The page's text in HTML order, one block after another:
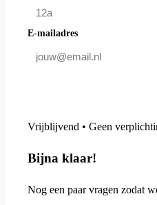
E-mailadres
Vrijblijvend • Geen
Bijna klaar!
Nog een paar vragen zodat